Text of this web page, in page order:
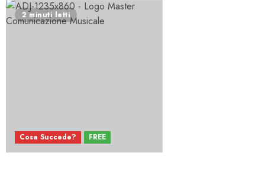
2 minuti letti
Cosa Succede? FREE